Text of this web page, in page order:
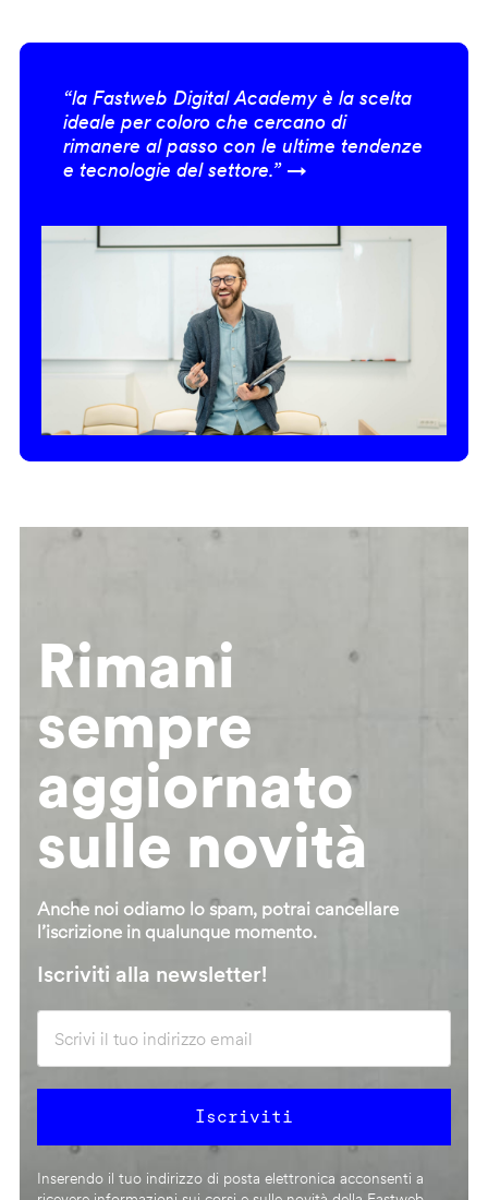
“la Fastweb Digital Academy è la scelta
ideale per coloro che cercano di
rimanere al passo con le ultime tendenze
e tecnologie del settore.” →
Rimani
sempre
aggiornato
sulle novità
Anche noi odiamo lo spam, potrai cancellare
l’iscrizione in qualunque momento.
Iscriviti alla newsletter!
Inserendo il tuo indirizzo di posta elettronica acconsenti a